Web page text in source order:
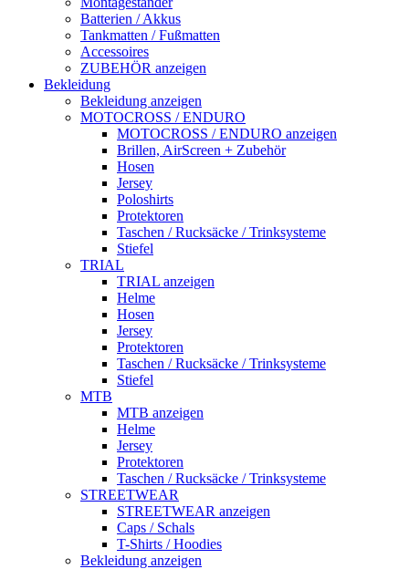
Batterien / Akkus
Tankmatten / Fußmatten
Accessoires
ZUBEHÖR anzeigen
Bekleidung
Bekleidung anzeigen
MOTOCROSS / ENDURO
MOTOCROSS / ENDURO anzeigen
Brillen, AirScreen + Zubehör
Hosen
Jersey
Poloshirts
Protektoren
Taschen / Rucksäcke / Trinksysteme
Stiefel
TRIAL
TRIAL anzeigen
Helme
Hosen
Jersey
Protektoren
Taschen / Rucksäcke / Trinksysteme
Stiefel
MTB
MTB anzeigen
Helme
Jersey
Protektoren
Taschen / Rucksäcke / Trinksysteme
STREETWEAR
STREETWEAR anzeigen
Caps / Schals
T-Shirts / Hoodies
Bekleidung anzeigen